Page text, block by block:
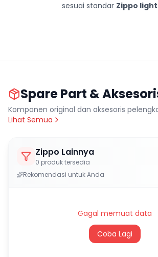
sesuai standar Zippo
Spare Part &
Komponen original dan aksesoris
Lihat Semua
Zippo Lainnya
0 produk tersedia
Rekomendasi untuk Anda
Gagal memuat data
Coba Lagi